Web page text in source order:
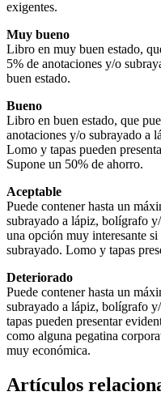
exigentes.
Muy bueno
Libro en muy buen estado,
5% de anotaciones y/o
buen estado.
Bueno
Libro en buen estado, que
anotaciones y/o subrayado a
Lomo y tapas pueden
Supone un 50% de ahorro.
Aceptable
Puede contener hasta un
subrayado a lápiz, bolígrafo
una opción muy interesante
subrayado. Lomo y tapas
Deteriorado
Puede contener hasta un
subrayado a lápiz, bolígrafo
tapas pueden presentar
como alguna pegatina
muy económica.
Artículos